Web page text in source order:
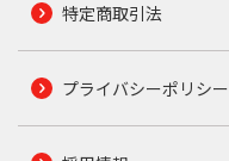
特定商取引法
プライバシーポリシー